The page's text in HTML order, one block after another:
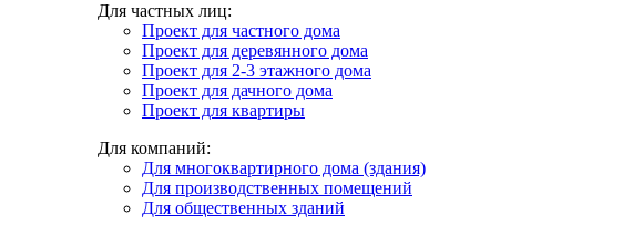
Для частных лиц:
Проект для частного дома
Проект для деревянного дома
Проект для 2-3 этажного дома
Проект для дачного дома
Проект для квартиры
Для компаний:
Для многоквартирного дома (здания)
Для производственных помещений
Для общественных зданий